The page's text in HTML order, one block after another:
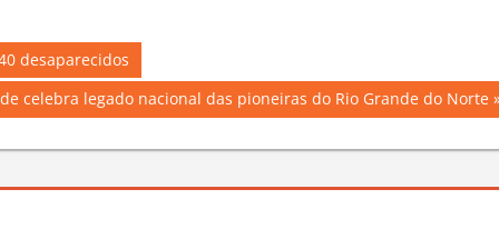
desaparecidos
celebra legado nacional das pioneiras do Rio Grande do Norte